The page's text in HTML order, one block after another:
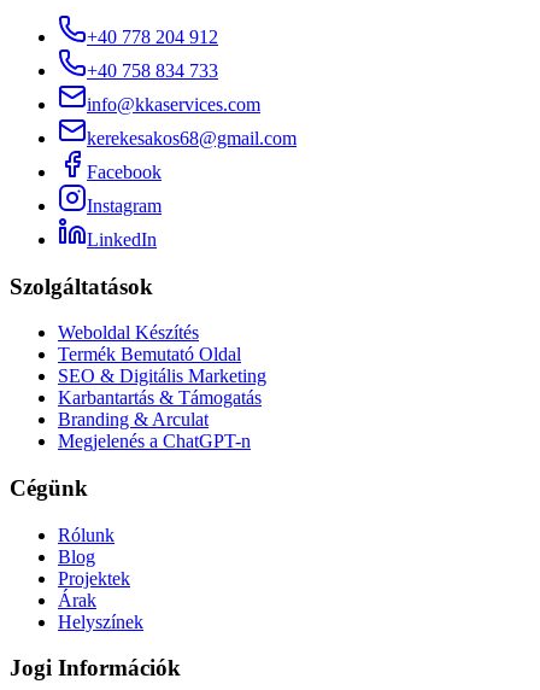
+40 778 204 912
+40 758 834 733
info@kkaservices.com
kerekesakos68@gmail.com
Facebook
Instagram
LinkedIn
Szolgáltatások
Weboldal Készítés
Termék Bemutató Oldal
SEO & Digitális Marketing
Karbantartás & Támogatás
Branding & Arculat
Megjelenés a ChatGPT-n
Cégünk
Rólunk
Blog
Projektek
Árak
Helyszínek
Jogi Információk